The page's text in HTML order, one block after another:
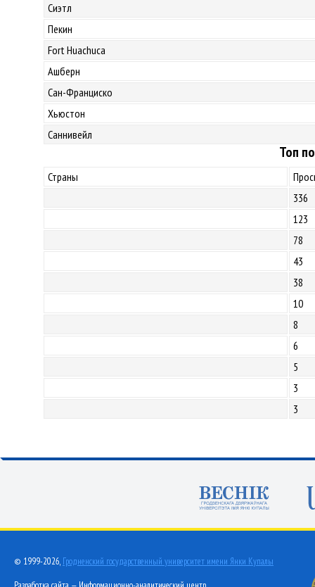
Сиэтл
Пекин
Fort Huachuca
Ашберн
Сан-Франциско
Хьюстон
Саннивейл
Топ
Страны
336
123
78
43
38
10
8
6
5
3
3
© 1999-2026, Гродненский государственный университет имени Янки Купалы